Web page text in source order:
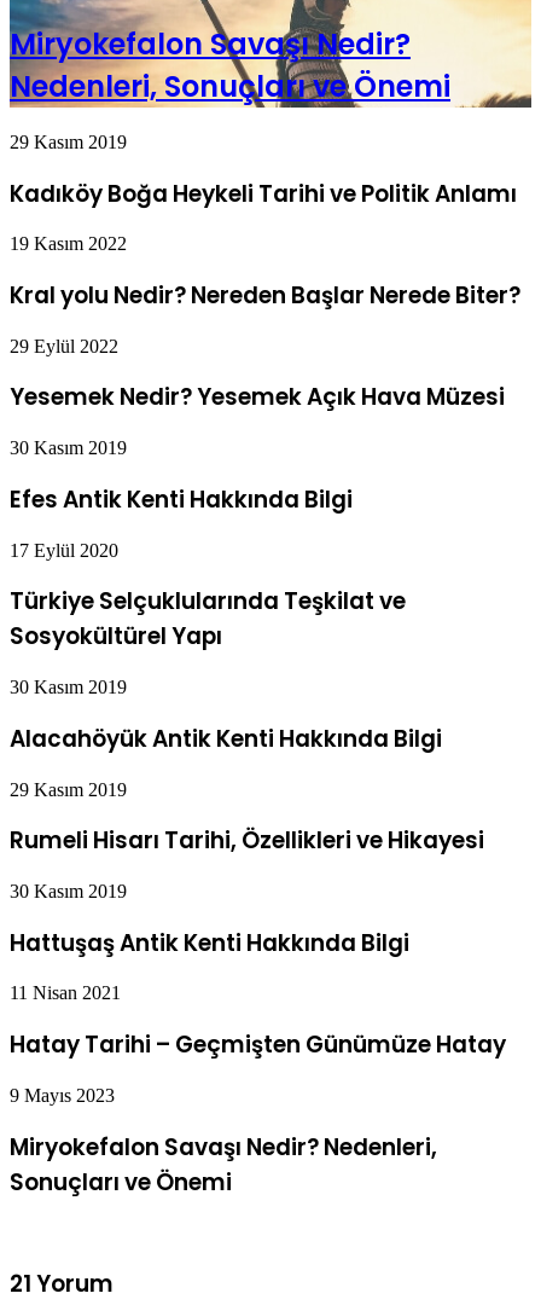
Miryokefalon Savaşı Nedir?
Nedenleri, Sonuçları ve Önemi
29 Kasım 2019
Kadıköy Boğa Heykeli Tarihi ve Politik Anlamı
19 Kasım 2022
Kral yolu Nedir? Nereden Başlar Nerede Biter?
29 Eylül 2022
Yesemek Nedir? Yesemek Açık Hava Müzesi
30 Kasım 2019
Efes Antik Kenti Hakkında Bilgi
17 Eylül 2020
Türkiye Selçuklularında Teşkilat ve
Sosyokültürel Yapı
30 Kasım 2019
Alacahöyük Antik Kenti Hakkında Bilgi
29 Kasım 2019
Rumeli Hisarı Tarihi, Özellikleri ve Hikayesi
30 Kasım 2019
Hattuşaş Antik Kenti Hakkında Bilgi
11 Nisan 2021
Hatay Tarihi – Geçmişten Günümüze Hatay
9 Mayıs 2023
Miryokefalon Savaşı Nedir? Nedenleri,
Sonuçları ve Önemi
21 Yorum